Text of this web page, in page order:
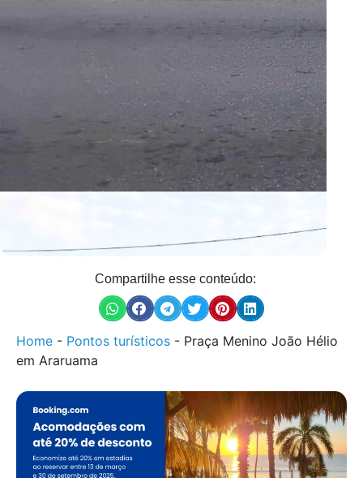
Compartilhe esse conteúdo:
Home - Pontos turísticos - Praça Menino João Hélio
em Araruama